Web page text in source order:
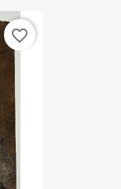
favorite_border